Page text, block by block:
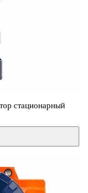
стационарный